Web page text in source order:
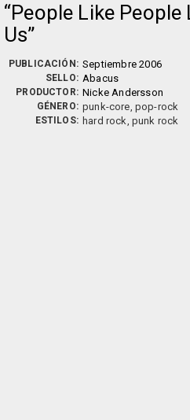
People Like People
Us
PUBLICACIÓN: Septiembre 2006
SELLO: Abacus
PRODUCTOR: Nicke Andersson
GÉNERO: punk-core, pop-rock
ESTILOS: hard rock, punk rock